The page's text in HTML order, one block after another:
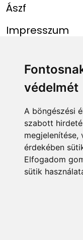
védelmét
A böngészési
szabott
megjelenítése,
érdekében
Elfogadom
sütik
Ászf
Impresszum
Menü
Főoldal
Rekordlista
Abszolút
Rekord